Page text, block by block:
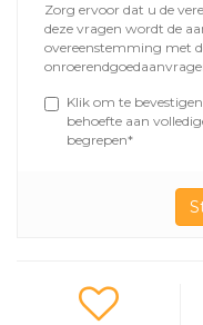
Zorg ervoor dat u de
deze vragen wordt de
overeenstemming met
Klik om te
behoefte aan
begrepen*